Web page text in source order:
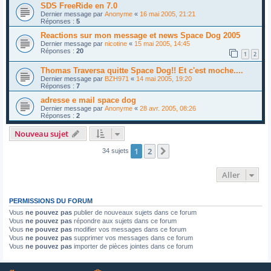
SDS FreeRide en 7.0
Dernier message par Anonyme « 16 mai 2005, 21:21
Réponses : 5
Reactions sur mon message et news Space Dog 2005
Dernier message par nicotine « 15 mai 2005, 14:45
Réponses : 20 1 2
Thomas Traversa quitte Space Dog!! Et c'est moche....
Dernier message par BZH971 « 14 mai 2005, 19:20
Réponses : 7
adresse e mail space dog
Dernier message par Anonyme « 28 avr. 2005, 08:26
Réponses : 2
Nouveau sujet
34 sujets 1 2
Aller
PERMISSIONS DU FORUM
Vous ne pouvez pas publier de nouveaux sujets dans ce forum
Vous ne pouvez pas répondre aux sujets dans ce forum
Vous ne pouvez pas modifier vos messages dans ce forum
Vous ne pouvez pas supprimer vos messages dans ce forum
Vous ne pouvez pas importer de pièces jointes dans ce forum